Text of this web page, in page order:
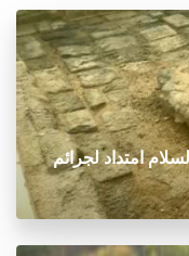
امتداد لجرائم